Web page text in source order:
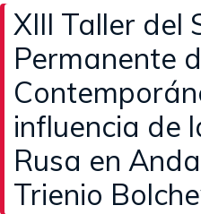
XIII Taller del
Permanente
influencia de
Rusa en
Trienio